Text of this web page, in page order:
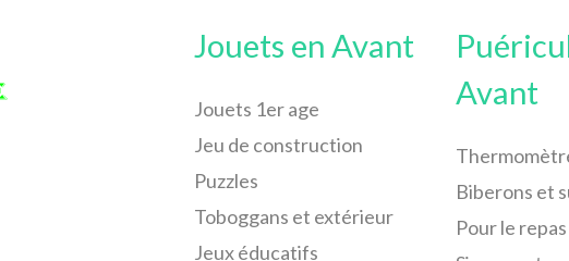
Jouets en Avant
Jouets 1er age
Jeu de construction
Puzzles
Toboggans et extérieur
Jeux éducatifs
Avant
Biberons et
Pour le repas